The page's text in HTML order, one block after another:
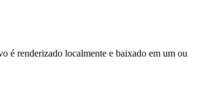
é renderizado localmente e baixado em um ou